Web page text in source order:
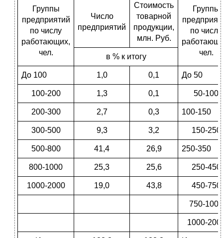
Группы
предприятий
по числу
работающих,
чел.
Число
предприятий
Стоимость
товарной
продукции,
млн. Руб.
Группы
по числу
чел.
в % к итогу
До 100 1,0 0,1 До 50
100-200 1,3 0,1 50-100
200-300 2,7 0,3 100-150
300-500 9,3 3,2 150-250
500-800 41,4 26,9 250-350
800-1000 25,3 25,6 250-450
1000-2000 19,0 43,8 450-750
750-1000
1000-